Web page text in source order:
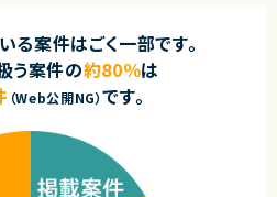
る案件はごく一部です。
う案件の約80％は
（Web公開NG）です。